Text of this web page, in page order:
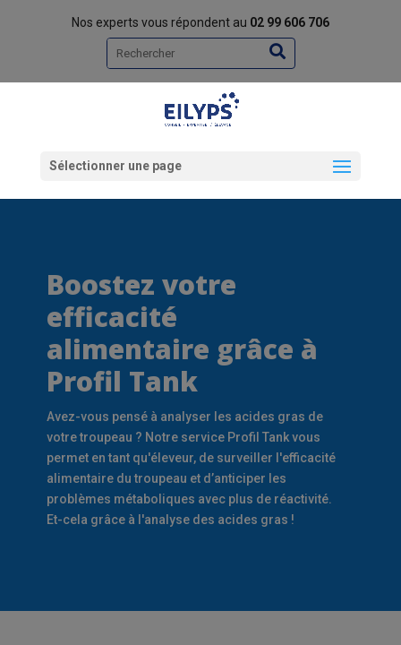
Nos experts vous répondent au 02 99 606 706
Rechercher
Sélectionner une page
Boostez votre
efficacité
alimentaire grâce à
Profil Tank
Avez-vous pensé à analyser les acides gras de
votre troupeau ? Notre service Profil Tank vous
permet en tant qu'éleveur, de surveiller l'efficacité
alimentaire du troupeau et d’anticiper les
problèmes métaboliques avec plus de réactivité.
Et-cela grâce à l'analyse des acides gras !